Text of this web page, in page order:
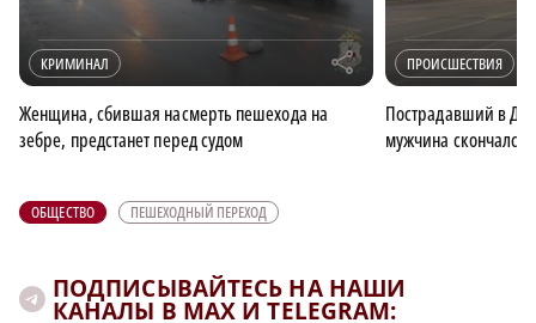
КРИМИНАЛ r
Женщина, сбившая насмерть пешехода на
зебре, предстанет перед судом
ПРОИСШЕСТВИЯ
Пострадавший в
мужчина скончался
ОБЩЕСТВО ПЕШЕХОДНЫЙ ПЕРЕХОД
ПОДПИСЫВАЙТЕСЬ НА НАШИ
КАНАЛЫ В MAX И TELEGRAM: